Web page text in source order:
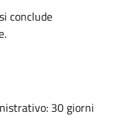
conclude
30 giorni